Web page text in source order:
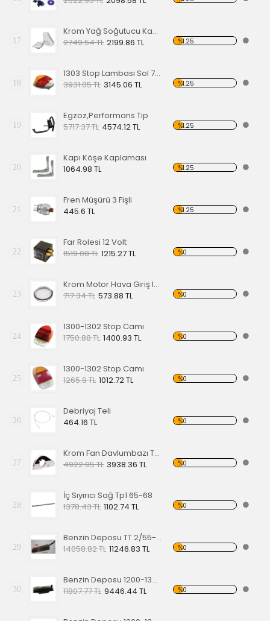
17
Krom Yağ Soğutucu Kapakları
2749.54 TL 2199.86 TL %1.25
18
1303 Stop Lambası Sol 73-79
3931.05 TL 3145.06 TL %1.25
19
Egzoz,Performans Tip
5717.37 TL 4574.12 TL %1.25
20
Kapı Köşe Kaplaması
1064.98 TL
%1.25
21
Fren Müşürü 3 Fişli
445.6 TL
%1.25
22
Far Rolesi 12 Volt
1519.08 TL 1215.27 TL %0
23
Krom Motor Hava Giriş Izgarası
717.34 TL 573.88 TL %0
24
1300-1302 Stop Camı
1750.88 TL 1400.93 TL %0
25
1300-1302 Stop Camı
1265.9 TL 1012.72 TL %0
26
Debriyaj Teli
464.16 TL
%0
27
Krom Fan Davlumbazı Tek Fan
4922.95 TL 3938.36 TL %0
28
İç Sıyırıcı Sağ Tp1 65-68
1378.43 TL 1102.74 TL %0
29
Benzin Deposu TT 2/55-67 Model,Çelik Gövdeli
14058.82 TL 11246.83 TL %0
30
Benzin Deposu 1200-1300 60-67
11807.77 TL 9446.44 TL %0